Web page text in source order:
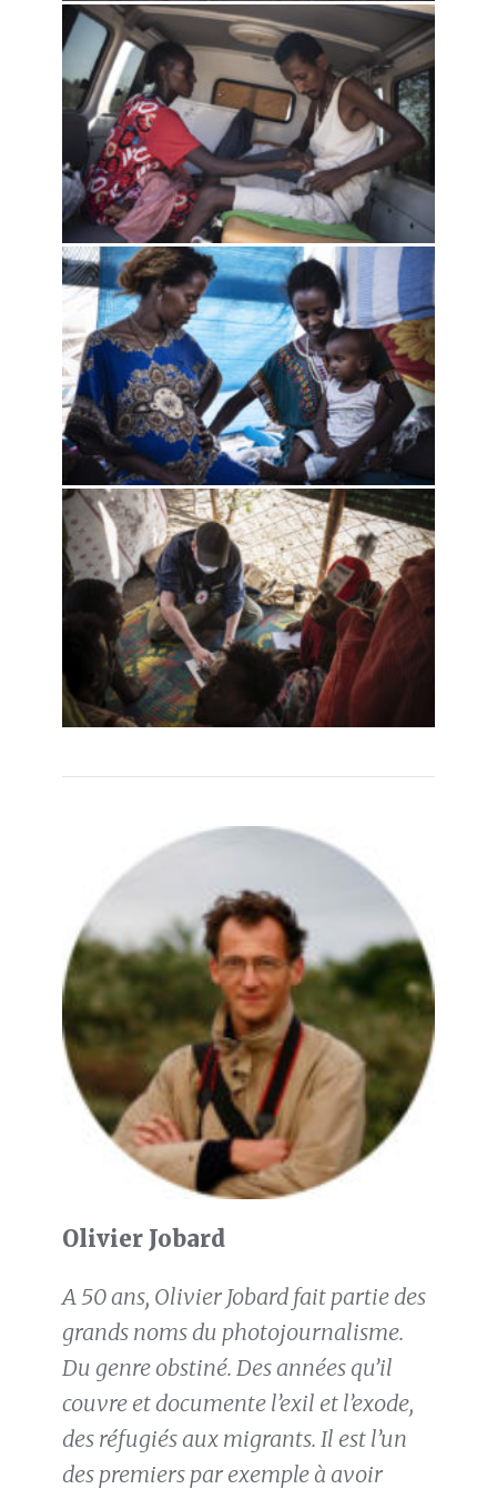
Olivier Jobard
A 50 ans, Olivier Jobard fait partie des
grands noms du photojournalisme.
Du genre obstiné. Des années qu’il
couvre et documente l’exil et l’exode,
des réfugiés aux migrants. Il est l’un
des premiers par exemple à avoir